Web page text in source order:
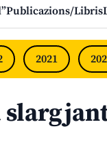
Publicazions/Libris
2021